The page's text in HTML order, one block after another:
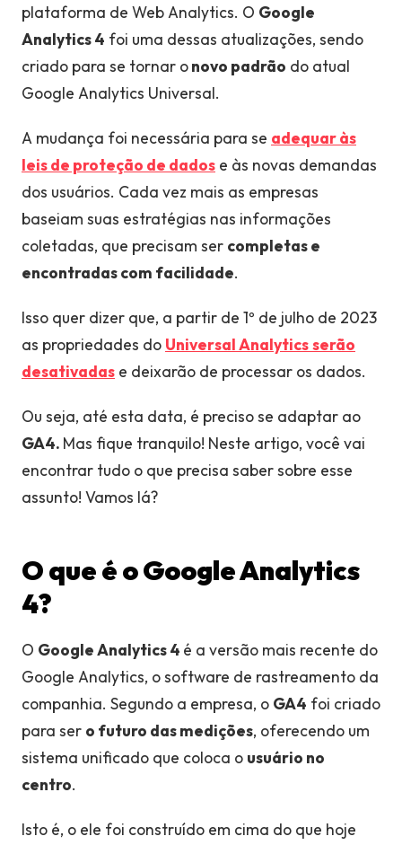
plataforma de Web Analytics. O Google
Analytics 4 foi uma dessas atualizações, sendo
criado para se tornar onovo padrão do atual
Google Analytics Universal.
A mudança foi necessária para se adequar às
leis de proteção de dados e às novas demandas
dos usuários. Cada vez mais as empresas
baseiam suas estratégias nas informações
coletadas, que precisam ser completas e
encontradas com facilidade.
Isso quer dizer que, a partir de 1º de julho de 2023
as propriedades do Universal Analyticsserão
desativadas e deixarão de processar os dados.
Ou seja, até esta data, é preciso se adaptar ao
GA4. Mas fique tranquilo! Neste artigo, você vai
encontrar tudo o que precisa saber sobre esse
assunto! Vamos lá?
O que é o Google Analytics
4?
O Google Analytics 4 é a versão mais recente do
Google Analytics, o software de rastreamento da
companhia. Segundo a empresa, o GA4 foi criado
para ser o futuro das medições, oferecendo um
sistema unificado que coloca o usuário no
centro.
Isto é, o ele foi construído em cima do que hoje